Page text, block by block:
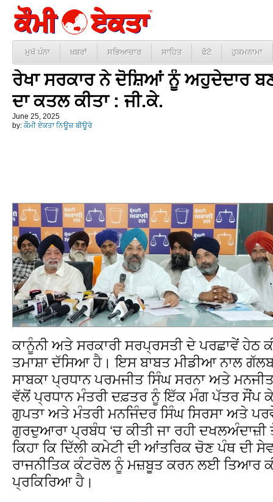
ਮੁਖੱ ਪੰਨਾ ਖ਼ਬਰਾਂ ਸਭਿਆਚਾਰ ਸਾਹਿਤ ਫੋਟੋ ਹੁਕਮਨਾਮਾ
ਰੇਖਾ ਸਰਕਾਰ ਨੇ ਦੋਸ਼ਿਆਂ ਨੂੰ ਅਹੁਦੇਦਾਰ
ਦਾ ਕਤਲ ਕੀਤਾ : ਜੀ.ਕੇ.
June 25, 2025
by: ਕੌਮੀ ਏਕਤਾ ਨਿਊਜ਼ ਬੀਊਰੋ
ਕਾਨੂੰਨੀ ਅਤੇ ਸਰਕਾਰੀ ਸਰਪ੍ਰਸਤੀ ਦੇ ਪਰਛਾਵੇਂ ਹੇਠ
ਤਮਾਸ਼ਾ ਦੱਸਿਆ ਹੈ। ਇਸ ਬਾਬਤ ਮੀਡੀਆ ਨਾਲ
ਸਾਬਕਾ ਪ੍ਰਧਾਨ ਪਰਮਜੀਤ ਸਿੰਘ ਸਰਨਾ ਅਤੇ
ਵੱਲੋਂ ਪ੍ਰਧਾਨ ਮੰਤਰੀ ਦਫ਼ਤਰ ਨੂੰ ਇੱਕ ਮੰਗ ਪੱਤਰ ਸੌਂਪ ਕੇ
ਗੁਪਤਾ ਅਤੇ ਮੰਤਰੀ ਮਨਜਿੰਦਰ ਸਿੰਘ ਸਿਰਸਾ ਅਤੇ
ਗੁਰਦੁਆਰਾ ਪ੍ਰਬੰਧ ‘ਚ ਕੀਤੀ ਜਾ ਰਹੀ
ਕਿਹਾ ਕਿ ਦਿੱਲੀ ਕਮੇਟੀ ਦੀ ਆਂਤਰਿਕ ਚੋਣ ਪੰਥ ਦੀ
ਰਾਜਨੀਤਿਕ ਕੰਟਰੋਲ ਨੂੰ ਮਜ਼ਬੂਤ ਕਰਨ ਲਈ ਤਿਆਰ
ਪ੍ਰਕਿਰਿਆ ਹੈ।